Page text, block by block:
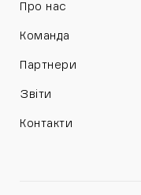
Про нас
Команда
Партнери
Звіти
Контакти